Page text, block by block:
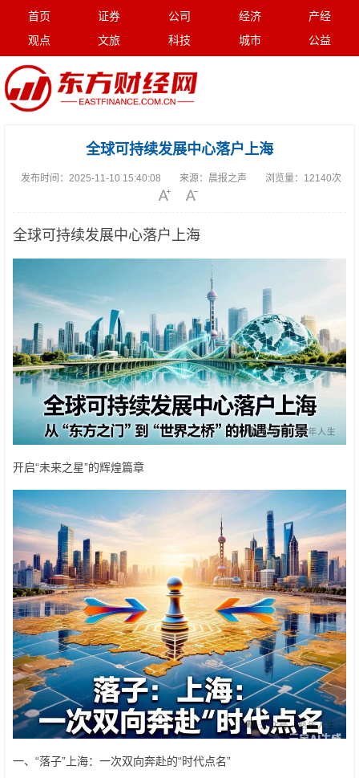
首页 证券 公司 经济
产经
观点
文旅 科技 城市 公益
全球可持续发展中心落户上海
发布时间： 2025-11-10 15:40:08 来源： 晨报之声 浏览量： 12140次
全球可持续发展中心落户上海
开启“未来之星”的辉煌篇章
一、“落子”上海：一次双向奔赴的“时代点名”